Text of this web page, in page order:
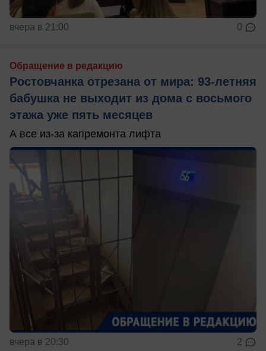
вчера в 21:00 0
Обращение в редакцию
Ростовчанка отрезана от мира: 93-летняя
бабушка не выходит из дома с восьмого
этажа уже пять месяцев
А все из-за капремонта лифта
вчера в 20:30 2